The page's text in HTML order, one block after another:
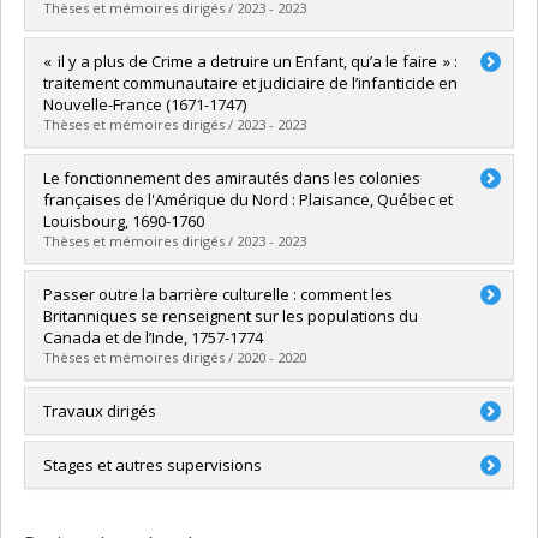
le Conseil pour l’initiative académique étudiante (CIAÉ), 2016-
2017
Montréal (septembre 2018), 2017-2018
Co-organisatrice, conférence dans le cadre de la chaire
McConnell, 2017-2018
Thèses et mémoires dirigés / 2023 - 2023
Diplômé(e) :Sarobe, Alexandre
Cycle :Maîtrise
Diplôme obtenu :M.A.
Lien vers le document dans Papyrus
« il y a plus de Crime a detruire un Enfant, qu’a le faire » :
traitement communautaire et judiciaire de l’infanticide en
Nouvelle-France (1671-1747)
Thèses et mémoires dirigés / 2023 - 2023
Diplômé(e) :Chasle, Ariane
Cycle :Maîtrise
Diplôme obtenu :M.A.
Lien vers le document dans Papyrus
Le fonctionnement des amirautés dans les colonies
françaises de l'Amérique du Nord : Plaisance, Québec et
Louisbourg, 1690-1760
Thèses et mémoires dirigés / 2023 - 2023
Diplômé(e) : Gendron, Caroline
Cycle :Maîtrise
Diplôme obtenu : M.A.
Lien vers le document dans Papyrus
Passer outre la barrière culturelle : comment les
Britanniques se renseignent sur les populations du
Canada et de l’Inde, 1757-1774
Thèses et mémoires dirigés / 2020 - 2020
Diplômé(e) :Gervais, Émy
Lien vers le document dans Papyrus
Travaux dirigés
Justine Lacombe, « L'évolution de la muséographie
Stages et autres supervisions